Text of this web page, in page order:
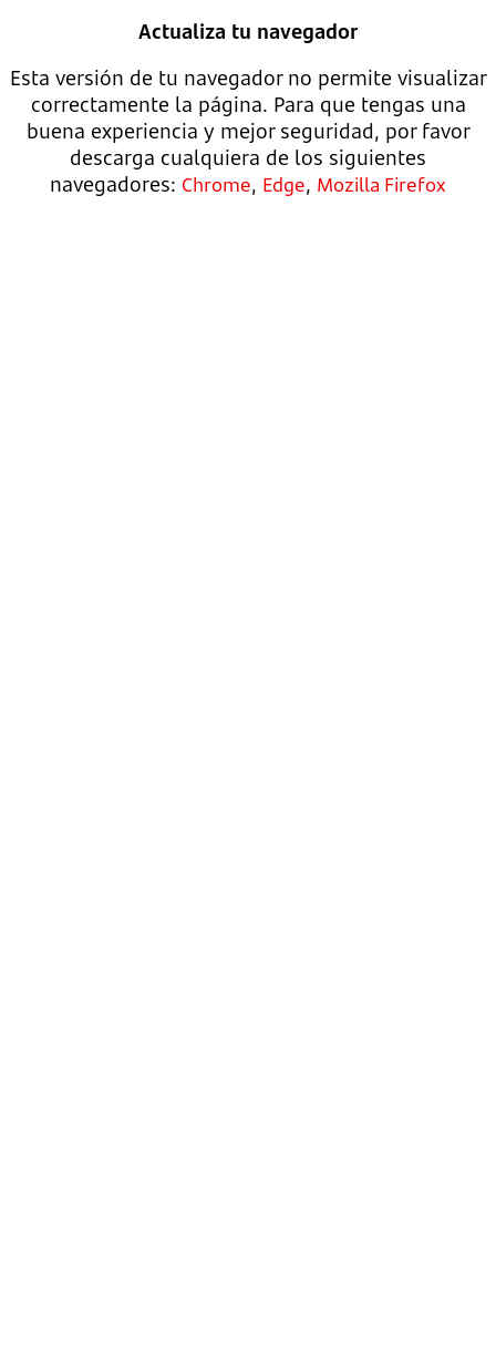
Actualiza tu navegador
Esta versión de tu navegador no permite visualizar
correctamente la página. Para que tengas una
buena experiencia y mejor seguridad, por favor
descarga cualquiera de los siguientes
navegadores: Chrome, Edge, Mozilla Firefox